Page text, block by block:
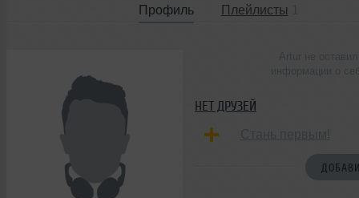
Профиль Плейлисты
НЕТ ДРУЗЕЙ